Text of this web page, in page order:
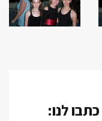
כתבו לנו: